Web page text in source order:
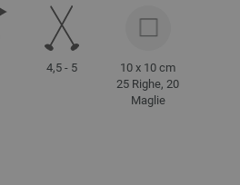
4,5 - 5
10 x 10 cm
25 Righe, 20
Maglie